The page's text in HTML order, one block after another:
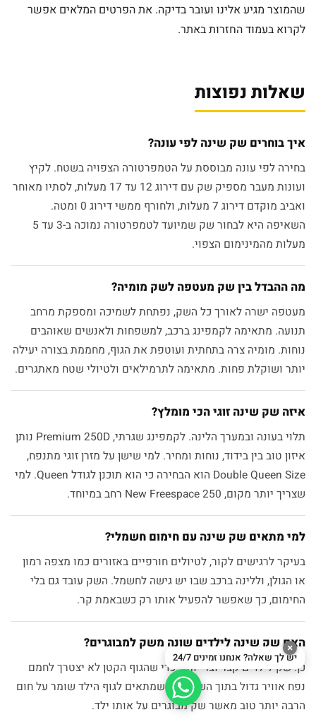
שהמוצר מגיע אלינו ועובר בדיקה. את הפרטים המלאים אפשר
לקרוא בעמוד החזרות באתר.
שאלות נפוצות
איך בוחרים שק שינה לפי עונה?
בחירה לפי עונה מבוססת על הטמפרטורה הצפויה בשטח. לקיץ
ועונות מעבר מספיק שק עם דירוג 12 עד 17 מעלות, לסתיו מאוחר
ואביב מוקדם דירוג 7 מעלות, ולחורף ממשי דירוג 0 ומטה.
השאיפה היא לבחור שק שמיועד לטמפרטורה נמוכה ב-3 עד 5
מעלות מהמינימום הצפוי.
מה ההבדל בין שק מעטפה לשק מומיה?
מעטפה ישרה לאורך כל השק, נפתחת לשמיכה ומספקת מרחב
תנועה. מתאימה לקמפינג ברכב, למשפחות ולאנשים שאוהבים
נוחות. מומיה צרה בתחתית ועוטפת את הגוף, מחממת בצורה יעילה
יותר ושוקלת פחות. מתאימה לתרמילאים ולטיולי שטח מאתגרים.
איזה שק שינה זוגי הכי מומלץ?
תלוי בעונה ובמערך הלינה. לקמפינג שגרתי, Premium 250D נותן
איזון טוב בין בידוד, נוחות ומחיר. למי שישן על מזרן זוגי מתנפח,
Double Queen Size הוא הבחירה כי הוא תוכנן לגודל Queen. למי
שצריך יותר מקום, New Freespace 250 רחב במיוחד.
למי מתאים שק שינה עם חימום חשמלי?
בעיקר לרגישים לקור, לטיולים חורפיים באזורים כמו מצפה רמון
או הגולן, וללינה ברכב שבו יש גישה לחשמל. השק עובד גם בלי
החימום, כך שאפשר להפעיל אותו רק כשבאמת קר.
האם שק שינה לילדים שונה משק למבוגרים?
כן. שק לילדים קצר וצר יותר, כדי שהגוף הקטן לא יצטרך לחמם
נפח אוויר גדול בתוך השק. דגם שמתאים לגוף הילד שומר על חום
הרבה יותר טוב מאשר שק מבוגרים על אותו ילד.
×
יש לך שאלה? אנחנו זמינים 24/7